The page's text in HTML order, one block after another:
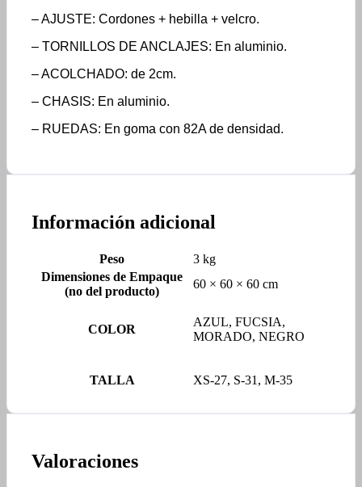
– AJUSTE: Cordones + hebilla + velcro.
– TORNILLOS DE ANCLAJES: En aluminio.
– ACOLCHADO: de 2cm.
– CHASIS: En aluminio.
– RUEDAS: En goma con 82A de densidad.
Información adicional
Peso
3 kg
Dimensiones de Empaque
(no del producto)
60 × 60 × 60 cm
COLOR
AZUL, FUCSIA,
MORADO, NEGRO
TALLA XS-27, S-31, M-35
Valoraciones